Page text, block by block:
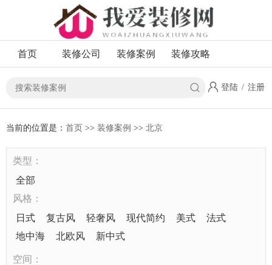
首页 装修公司 装修案例 装修攻略
登陆 / 注册
当前的位置是： 首页 >> 装修案例 >> 北京
类型：
全部
风格：
日式
复古风 轻奢风 现代简约 美式
法式
地中海
北欧风 新中式
空间：